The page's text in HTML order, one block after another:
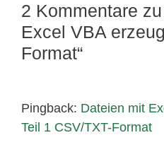
2 Kommentare
Excel VBA
Format“
Pingback: Dateien mit
Teil 1 CSV/TXT-Format